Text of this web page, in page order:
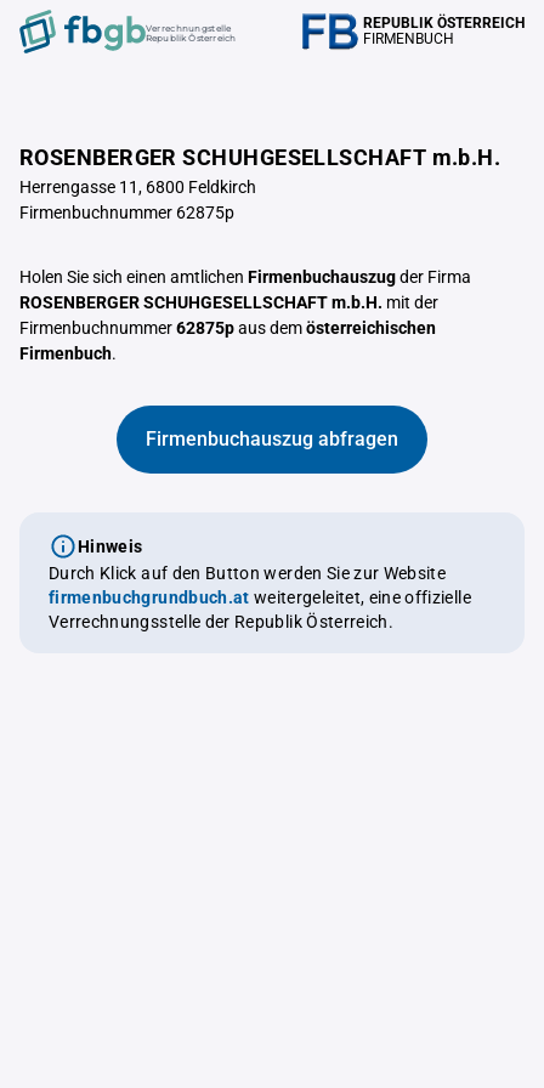
Verrechnungstelle
Republik Österreich
REPUBLIK ÖSTERREICH
FIRMENBUCH
ROSENBERGER SCHUHGESELLSCHAFT m.b.H.
Herrengasse 11, 6800 Feldkirch
Firmenbuchnummer 62875p
Holen Sie sich einen amtlichen Firmenbuchauszugder Firma
ROSENBERGER SCHUHGESELLSCHAFT m.b.H. mit der
Firmenbuchnummer62875paus demösterreichischen
Firmenbuch.
Firmenbuchauszug abfragen
Hinweis
Durch Klick auf den Button werden Sie zur Website
firmenbuchgrundbuch.at weitergeleitet, eine offizielle
Verrechnungsstelle der Republik Österreich.